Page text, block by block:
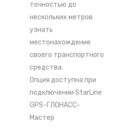
точностью до
нескольких метров
узнать
местонахождение
своего транспортного
средства.
Опция доступна при
подключении StarLine
GPS-ГЛОНАСС-
Мастер